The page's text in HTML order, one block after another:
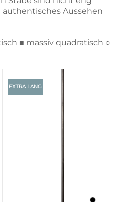
Aussehen
■ massiv quadratisch ○
EXTRA LANG